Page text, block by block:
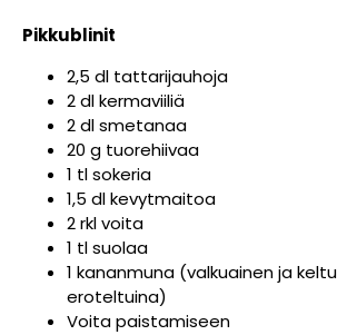
Pikkublinit
2,5 dl tattarijauhoja
2 dl kermaviiliä
2 dl smetanaa
20 g tuorehiivaa
1 tl sokeria
1,5 dl kevytmaitoa
2 rkl voita
1 tl suolaa
1 kananmuna (valkuainen ja
eroteltuina)
Voita paistamiseen